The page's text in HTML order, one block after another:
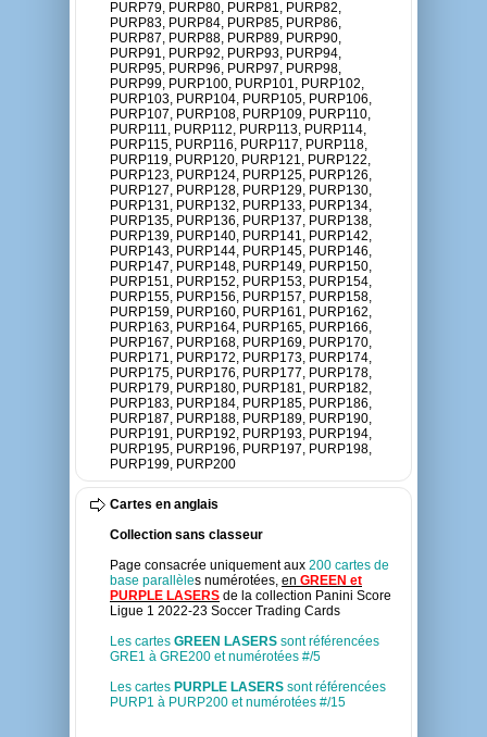
PURP79, PURP80, PURP81, PURP82,
PURP83, PURP84, PURP85, PURP86,
PURP87, PURP88, PURP89, PURP90,
PURP91, PURP92, PURP93, PURP94,
PURP95, PURP96, PURP97, PURP98,
PURP99, PURP100, PURP101, PURP102,
PURP103, PURP104, PURP105, PURP106,
PURP107, PURP108, PURP109, PURP110,
PURP111, PURP112, PURP113, PURP114,
PURP115, PURP116, PURP117, PURP118,
PURP119, PURP120, PURP121, PURP122,
PURP123, PURP124, PURP125, PURP126,
PURP127, PURP128, PURP129, PURP130,
PURP131, PURP132, PURP133, PURP134,
PURP135, PURP136, PURP137, PURP138,
PURP139, PURP140, PURP141, PURP142,
PURP143, PURP144, PURP145, PURP146,
PURP147, PURP148, PURP149, PURP150,
PURP151, PURP152, PURP153, PURP154,
PURP155, PURP156, PURP157, PURP158,
PURP159, PURP160, PURP161, PURP162,
PURP163, PURP164, PURP165, PURP166,
PURP167, PURP168, PURP169, PURP170,
PURP171, PURP172, PURP173, PURP174,
PURP175, PURP176, PURP177, PURP178,
PURP179, PURP180, PURP181, PURP182,
PURP183, PURP184, PURP185, PURP186,
PURP187, PURP188, PURP189, PURP190,
PURP191, PURP192, PURP193, PURP194,
PURP195, PURP196, PURP197, PURP198,
PURP199, PURP200
Cartes en anglais
Collection sans classeur
Page consacrée uniquement aux 200 cartes de
base parallèles numérotées, en GREEN et
PURPLE LASERS de la collection Panini Score
Ligue 1 2022-23 Soccer Trading Cards
Les cartes GREEN LASERS sont référencées
GRE1 à GRE200 et numérotées #/5
Les cartes PURPLE LASERS sont référencées
PURP1 à PURP200 et numérotées #/15